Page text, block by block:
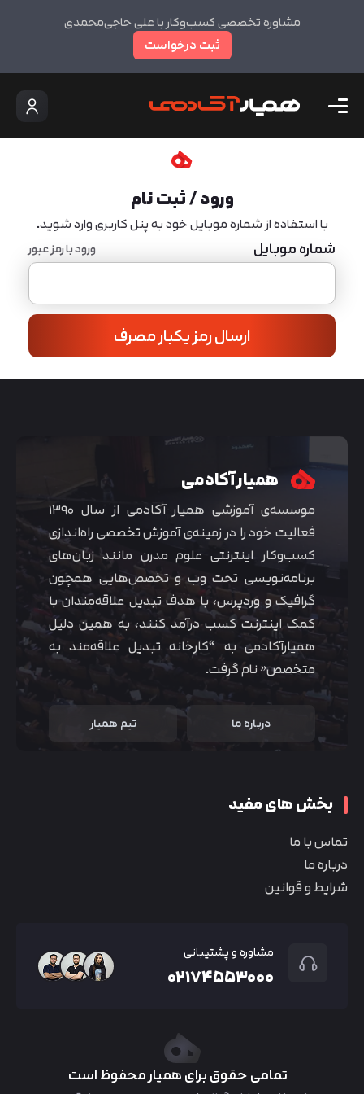
مشاوره تخصصی کسب‌وکار با علی حاجی‌محمدی
ثبت درخواست
ورود / ثبت نام
با استفاده از شماره موبایل خود به پنل کاربری وارد شوید.
شماره موبایل ورود با رمز عبور
ارسال رمز یکبار مصرف
همیار آکادمی
موسسه‌ی آموزشی همیار آکادمی از سال ۱۳۹۰
فعالیت خود را در زمینه‌ی آموزش تخصصی راه‌اندازی
کسب‌و‌کار اینترنتی علوم مدرن مانند زبان‌های
برنامه‌نویسی تحت وب و تخصص‌هایی همچون
گرافیک و وردپرس، با هدف تبدیل علاقه‌مندان با
کمک اینترنت کسب درآمد کنند، به همین دلیل
همیارآکادمی به “کارخانه تبدیل علاقه‌مند به
متخصص” نام گرفت.
درباره ما تیم همیار
بخش های مفید
تماس با ما
درباره ما
شرایط و قوانین
مشاوره و پشتیبانی
۰۲۱۷۴۵۵۳۰۰۰
تمامی حقوق برای همیار محفوظ است
متوجه شدم